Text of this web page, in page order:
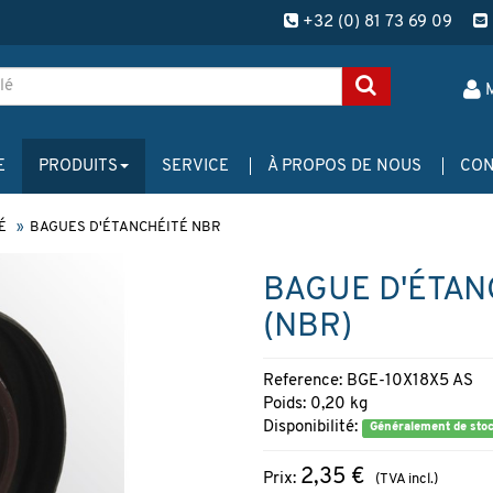
+32 (0) 81 73 69 09
PRODUITS SERVICE À PROPOS DE NOUS
BAGUES D'ÉTANCHÉITÉ NBR
BAGUE
(NBR)
Reference: BGE-10X18X5 AS
Poids: 0,20 kg
Disponibilité:
Généralement de
Prix: 2,35 € (TVA incl.)